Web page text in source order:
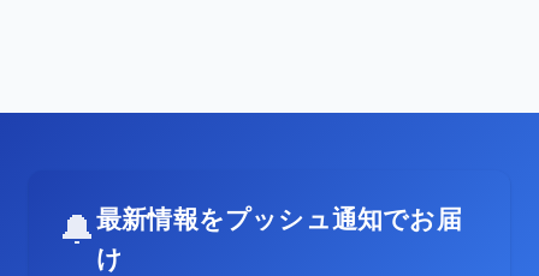
🔔最新情報をプッシュ通知でお届
け